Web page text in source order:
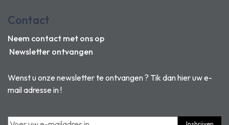
Wenst u onze newsletter te ontvangen ? Tik dan hier uw e-
mail adresse in !
Contact
Neem contact met ons op
Newsletter ontvangen